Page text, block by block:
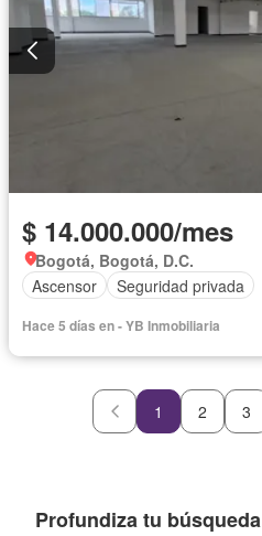
$ 14.000.000/mes
Bogotá, Bogotá, D.C.
Ascensor
Seguridad privada
Hace 5 días en - YB Inmobiliaria
1 2 3
Profundiza tu búsqueda